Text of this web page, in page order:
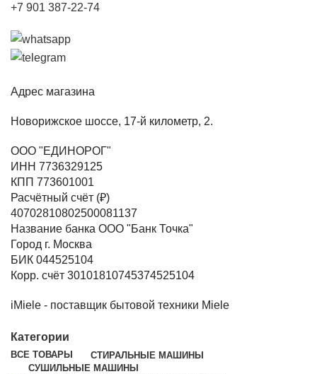
+7 901 387-22-74
Адрес магазина
Новорижское шоссе, 17-й километр, 2.
ООО "ЕДИНОРОГ"
ИНН 7736329125
КПП 773601001
Расчётный счёт (₽)
40702810802500081137
Название банка ООО "Банк Точка"
Город г. Москва
БИК 044525104
Корр. счёт 30101810745374525104
iMiele - поставщик бытовой техники Miele
Категории
ВСЕ ТОВАРЫ
СТИРАЛЬНЫЕ МАШИНЫ
СУШИЛЬНЫЕ МАШИНЫ